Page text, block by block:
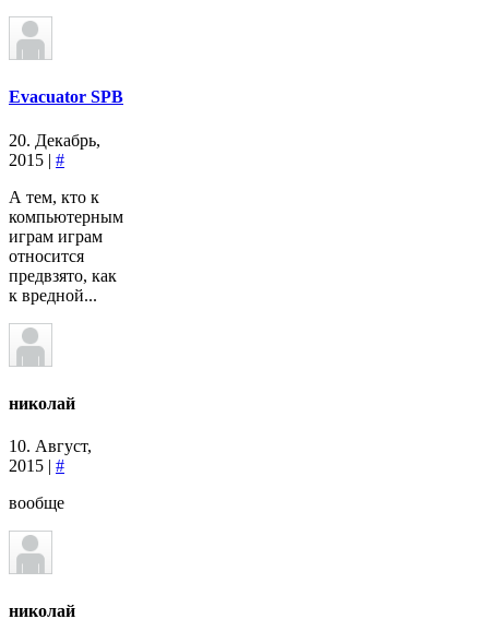
Evacuator SPB
20. Декабрь,
2015 | #
А тем, кто к
компьютерным
играм играм
относится
предвзято, как
к вредной...
николай
10. Август,
2015 | #
вообще
николай